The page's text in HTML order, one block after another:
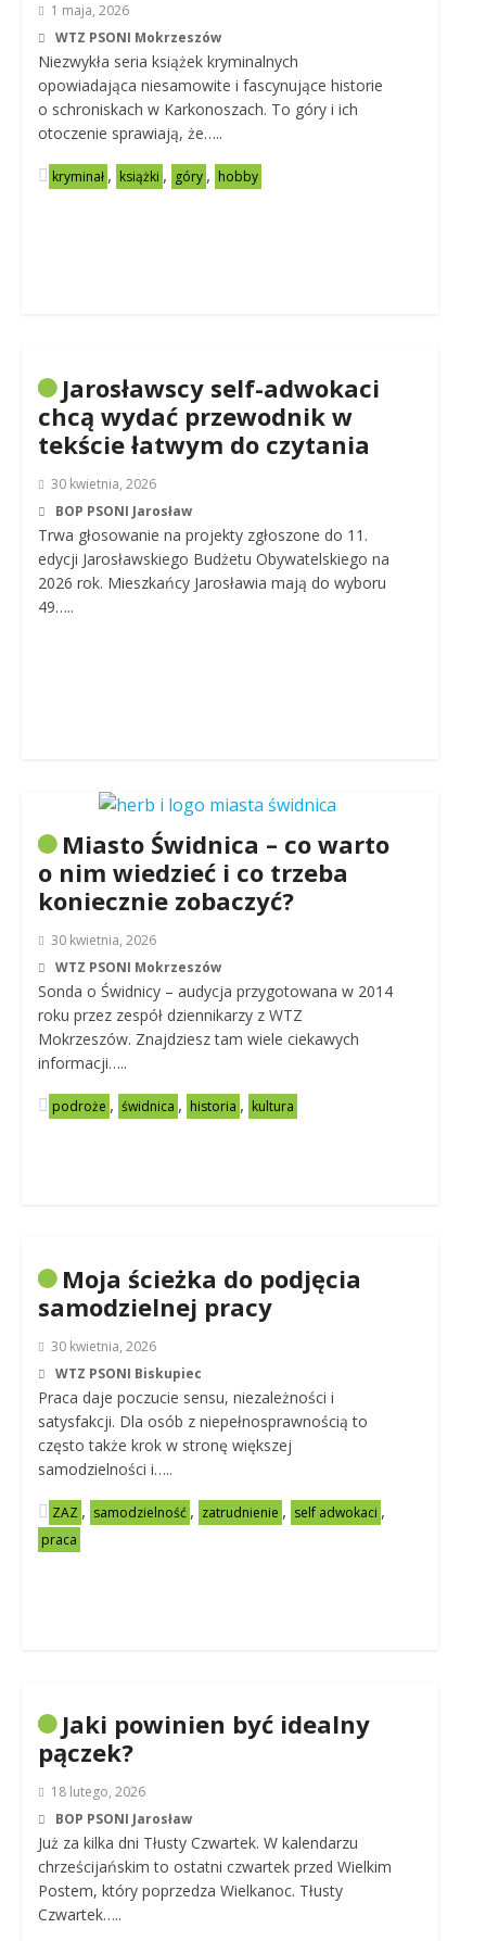
1 maja, 2026
WTZ PSONI Mokrzeszów
Niezwykła seria książek kryminalnych
opowiadająca niesamowite i fascynujące historie
o schroniskach w Karkonoszach. To góry i ich
otoczenie sprawiają, że…..
kryminał , książki , góry , hobby
Jarosławscy self-adwokaci
chcą wydać przewodnik w
tekście łatwym do czytania
30 kwietnia, 2026
BOP PSONI Jarosław
Trwa głosowanie na projekty zgłoszone do 11.
edycji Jarosławskiego Budżetu Obywatelskiego na
2026 rok. Mieszkańcy Jarosławia mają do wyboru
49…..
Miasto Świdnica – co warto
o nim wiedzieć i co trzeba
koniecznie zobaczyć?
30 kwietnia, 2026
WTZ PSONI Mokrzeszów
Sonda o Świdnicy – audycja przygotowana w 2014
roku przez zespół dziennikarzy z WTZ
Mokrzeszów. Znajdziesz tam wiele ciekawych
informacji…..
podroże , świdnica , historia , kultura
Moja ścieżka do podjęcia
samodzielnej pracy
30 kwietnia, 2026
WTZ PSONI Biskupiec
Praca daje poczucie sensu, niezależności i
satysfakcji. Dla osób z niepełnosprawnością to
często także krok w stronę większej
samodzielności i…..
ZAZ , samodzielność , zatrudnienie , self adwokaci ,
praca
Jaki powinien być idealny
pączek?
18 lutego, 2026
BOP PSONI Jarosław
Już za kilka dni Tłusty Czwartek. W kalendarzu
chrześcijańskim to ostatni czwartek przed Wielkim
Postem, który poprzedza Wielkanoc. Tłusty
Czwartek…..